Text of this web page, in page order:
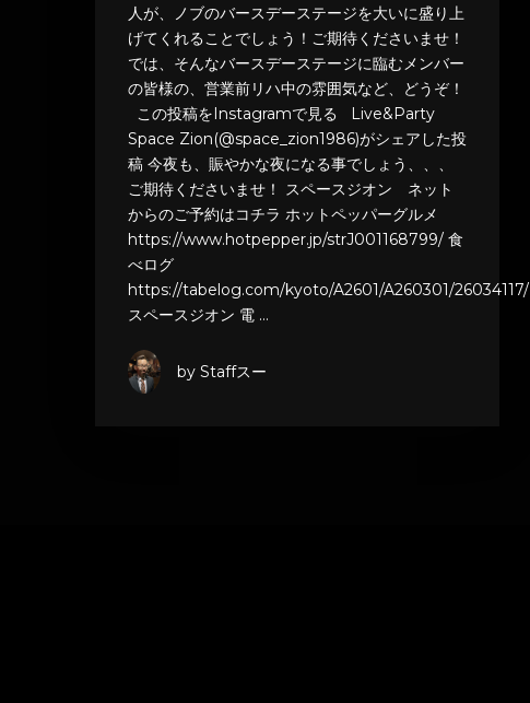
人が、ノブのバースデーステージを大いに盛り上
げてくれることでしょう！ご期待くださいませ！
では、そんなバースデーステージに臨むメンバー
の皆様の、営業前リハ中の雰囲気など、どうぞ！
この投稿をInstagramで見る Live&Party
Space Zion(@space_zion1986)がシェアした投
稿 今夜も、賑やかな夜になる事でしょう、、、
ご期待くださいませ！ スペースジオン ネット
からのご予約はコチラ ホットペッパーグルメ
https://www.hotpepper.jp/strJ001168799/ 食
べログ
https://tabelog.com/kyoto/A2601/A260301/26034117/
スペースジオン 電 …
by Staffスー